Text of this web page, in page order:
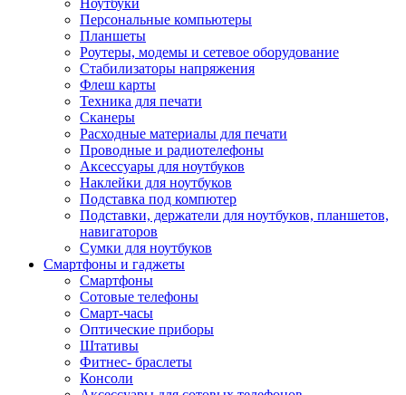
Ноутбуки
Персональные компьютеры
Планшеты
Роутеры, модемы и сетевое оборудование
Стабилизаторы напряжения
Флеш карты
Техника для печати
Сканеры
Расходные материалы для печати
Проводные и радиотелефоны
Аксессуары для ноутбуков
Наклейки для ноутбуков
Подставка под компютер
Подставки, держатели для ноутбуков, планшетов,
навигаторов
Сумки для ноутбуков
Смартфоны и гаджеты
Смартфоны
Сотовые телефоны
Смарт-часы
Оптические приборы
Штативы
Фитнес- браслеты
Консоли